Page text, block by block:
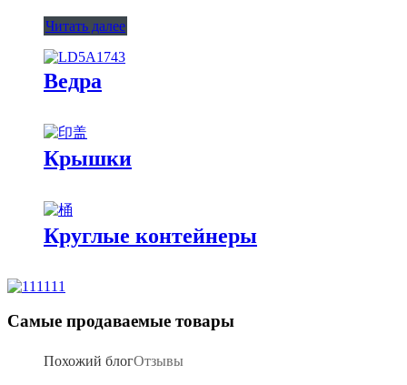
Читать далее
Ведра
Крышки
Круглые контейнеры
Самые продаваемые товары
Похожий блогОтзывы